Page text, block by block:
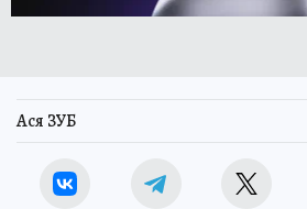
Ася ЗУБ